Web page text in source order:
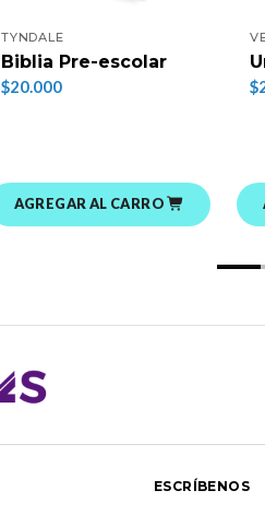
TYNDALE
Biblia Pre-escolar
$20.000
AGREGAR AL CARRO
ESCRÍBENOS